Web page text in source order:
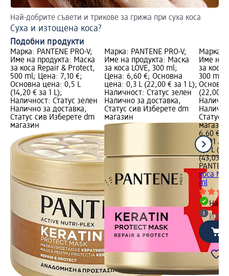
Най-добрите съвети и трикове за грижа при суха коса
Суха и изтощена коса?
Подобни продукти
Марка: PANTENE PRO-V;
Име на продукта: Маска
за коса Repair & Protect,
500 ml; Цена: 7,10 €;
Основна цена: 0,5 L
(14,20 € за 1 L);
Наличност: Статус зелен
Налично за доставка,
Статус сив Изберете dm
магазин
Марка: PANTENE PRO-V;
Име на продукта: Маска
за коса LOVE, 300 ml;
Цена: 6,60 €; Основна
цена: 0,3 L (22,00 € за 1 L);
Наличност: Статус зелен
Налично за доставка,
Статус сив Изберете dm
магазин
Марка:
Име на
за коса
300 ml;
(22,00 €
Статус
магазин
6,60 €
12,91 лв.
0,3 L
(43,03
коса
ml